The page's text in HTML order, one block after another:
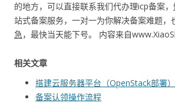
的地方，可以直接联系我们代办理icp备案，
站式备案服务，一对一为你解决备案难题，
急，最快当天能下号。 内容来自
相关文章
搭建云服务器平台（OpenStack部署）
备案认领操作流程